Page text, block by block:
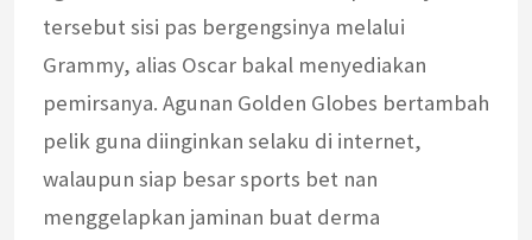
tersebut sisi pas bergengsinya melalui
Grammy, alias Oscar bakal menyediakan
pemirsanya. Agunan Golden Globes bertambah
pelik guna diinginkan selaku di internet,
walaupun siap besar sports bet nan
menggelapkan jaminan buat derma